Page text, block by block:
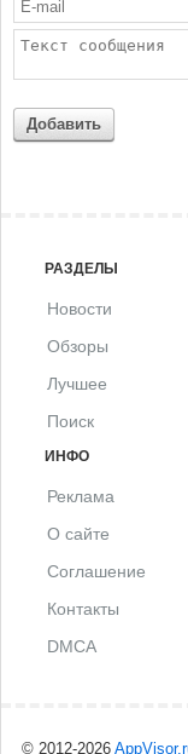
Добавить
РАЗДЕЛЫ
Новости
Обзоры
Лучшее
Поиск
ИНФО
Реклама
О сайте
Соглашение
Контакты
DMCA
© 2012-2026